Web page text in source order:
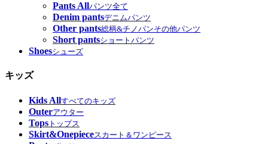
Pants Allパンツ全て
Denim pantsデニムパンツ
Other pants総柄&チノパンその他パンツ
Short pantsショートパンツ
Shoesシューズ
キッズ
Kids Allすべてのキッズ
Outerアウター
Tops トップス
Skirt&Onepieceスカート＆ワンピース